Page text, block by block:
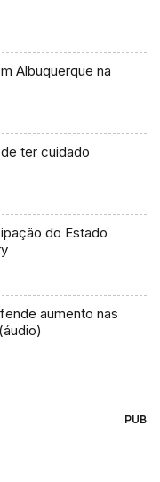
Albuquerque na
ter cuidado
do Estado
aumento nas
PUB